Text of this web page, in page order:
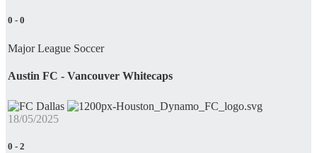
0 - 0
Major League Soccer
Austin FC - Vancouver Whitecaps
18/05/2025
0 - 2